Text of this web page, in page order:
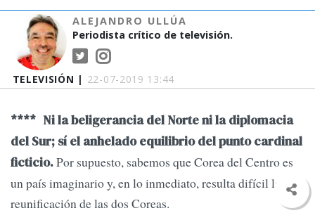
TELEVISIÓN | 22-07-2019 13:44
ALEJANDRO ULLÚA
Periodista crítico de televisión.
**** Ni la beligerancia del Norte ni la diplomacia
del Sur; sí el anhelado equilibrio del punto cardinal
ficticio.Por supuesto, sabemos que Corea del Centro es
un país imaginario y, en lo inmediato, resulta difícil la
reunificación de las dos Coreas.